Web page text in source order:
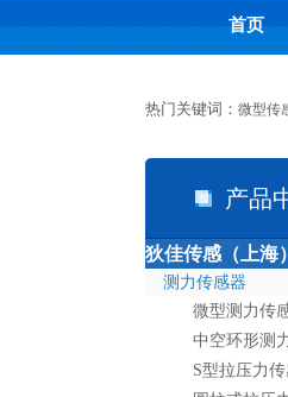
首页
热门关键词： 微型传
产品
狄佳传感（上海
测力传感器
微型测力传
中空环形测
S型拉压力